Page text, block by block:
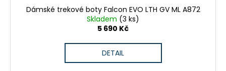
Dámské trekové boty Falcon EVO LTH GV ML A872
Skladem (3 ks)
5 690 Kč
DETAIL